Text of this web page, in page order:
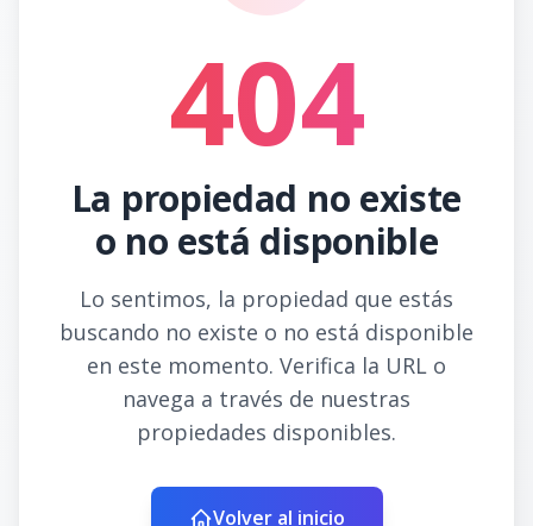
404
La propiedad no existe
o no está disponible
Lo sentimos, la propiedad que estás
buscando no existe o no está disponible
en este momento. Verifica la URL o
navega a través de nuestras
propiedades disponibles.
Volver al inicio